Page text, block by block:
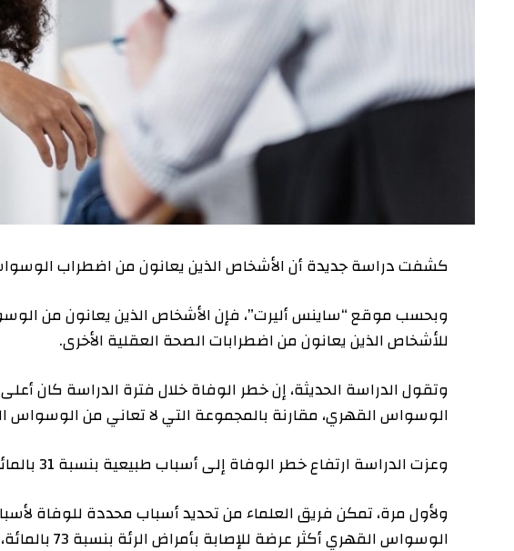
كشفت دراسة جديدة أن الأشخاص الذين يعانون من اضطراب الوسواس
وبحسب موقع “ساينس أليرت”، فإن الأشخاص الذين يعانون من الوسواس
للأشخاص الذين يعانون من اضطرابات الصحة العقلية الأخرى.
الوسواس القهري، مقارنة بالمجموعة التي لا تعاني من الوسواس
وعزت الدراسة ارتفاع خطر الوفاة إلى أسباب طبيعية بنسبة 31 بالمائة، وأسباب غير طبيعية بنسبة 230 في المائة.
ولأول مرة، تمكن فريق العلماء من تحديد أسباب محددة للوفاة لأسباب